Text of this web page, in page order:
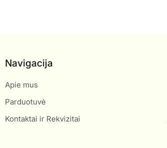
Navigacija
Apie mus
Parduotuvė
Kontaktai ir Rekvizitai